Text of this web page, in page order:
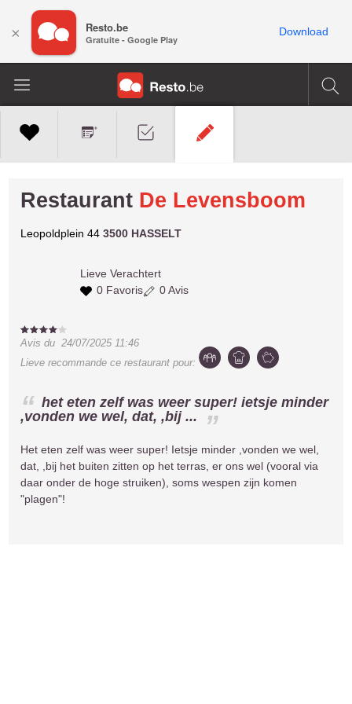
Restaurant De Levensboom
Leopoldplein 443500 HASSELT
Lieve Verachtert
0 Favoris
0 Avis
Avis du24/07/2025 11:46
Lieve recommande ce restaurant pour:
het eten zelf was weer super! ietsje minder
,vonden we wel, dat, ,bij ...
Het eten zelf was weer super! Ietsje minder ,vonden we wel,
dat, ,bij het buiten zitten op het terras, er ons wel (vooral via
daar onder de hoge struiken), soms wespen zijn komen
"plagen"!
× Resto.be
Gratuite - Google Play
Download